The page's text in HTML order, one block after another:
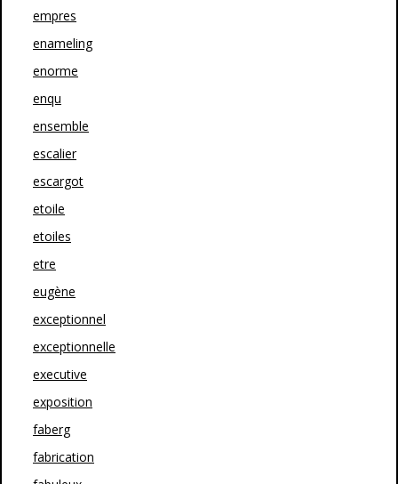
empres
enameling
enorme
enqu
ensemble
escalier
escargot
etoile
etoiles
etre
eugène
exceptionnel
exceptionnelle
executive
exposition
faberg
fabrication